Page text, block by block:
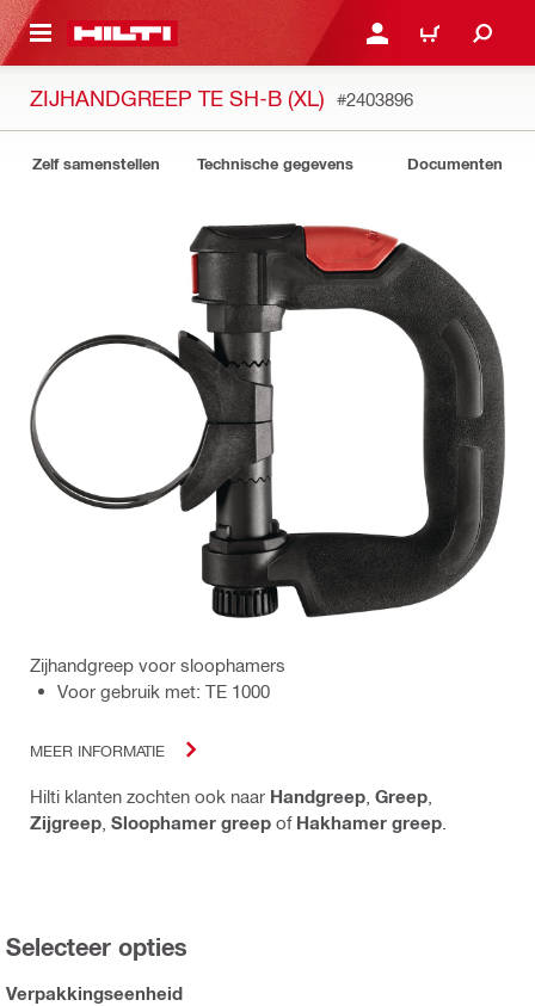
HOOFDINHOUD AANMELDEN OF
WINKELWAGEN
ZIJHANDGREEP TE SH-B (XL) #2403896
Zelf samenstellen Technische gegevens Documenten
Zijhandgreep voor sloophamers
Voor gebruik met: TE 1000
MEER INFORMATIE
Hilti klanten zochten ook naar Handgreep Greep
Zijgreep Sloophamer greep of Hakhamer greep
Selecteer opties
Verpakkingseenheid